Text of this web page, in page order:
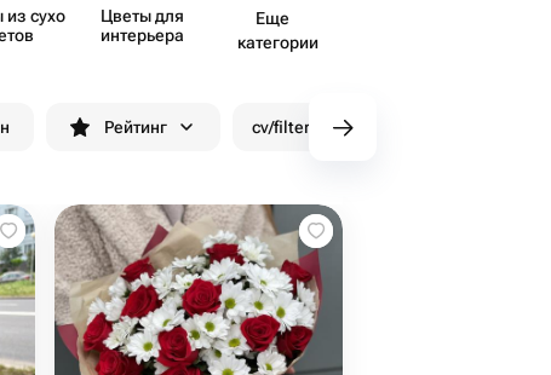
из сухо​
Цветы для
интерьера
Еще
категории
Рейтинг cv/filters/name_fast_delivery